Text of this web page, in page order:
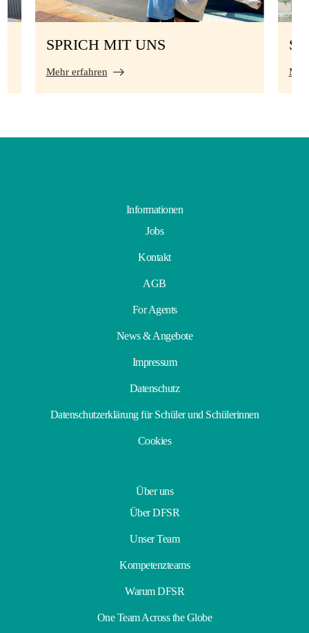
SPRICH MIT UNS
Mehr erfahren
Informationen
Jobs
Kontakt
AGB
For Agents
News & Angebote
Impressum
Datenschutz
Datenschutzerklärung für Schüler und Schülerinnen
Cookies
Über uns
Über DFSR
Unser Team
Kompetenzteams
Warum DFSR
One Team Across the Globe